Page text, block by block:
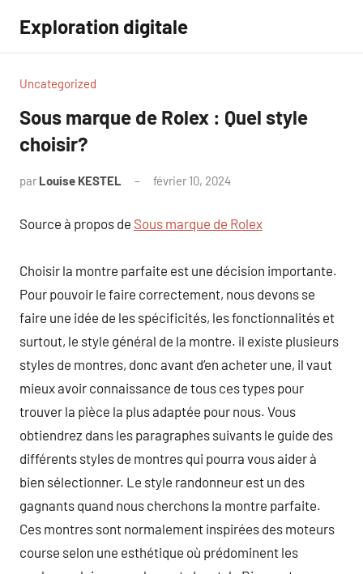
contenu
Exploration digitale
Uncategorized
Sous marque de Rolex : Quel style
choisir?
par Louise KESTEL février 10, 2024
Source à propos de Sous marque de Rolex
Choisir la montre parfaite est une décision importante.
Pour pouvoir le faire correctement, nous devons se
faire une idée de les spécificités, les fonctionnalités et
surtout, le style général de la montre. il existe plusieurs
styles de montres, donc avant d’en acheter une, il vaut
mieux avoir connaissance de tous ces types pour
trouver la pièce la plus adaptée pour nous. Vous
obtiendrez dans les paragraphes suivants le guide des
différents styles de montres qui pourra vous aider à
bien sélectionner. Le style randonneur est un des
gagnants quand nous cherchons la montre parfaite.
Ces montres sont normalement inspirées des moteurs
course selon une esthétique où prédominent les